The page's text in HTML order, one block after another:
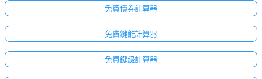
免費債券計算器
免費鍵能計算器
免費鍵級計算器